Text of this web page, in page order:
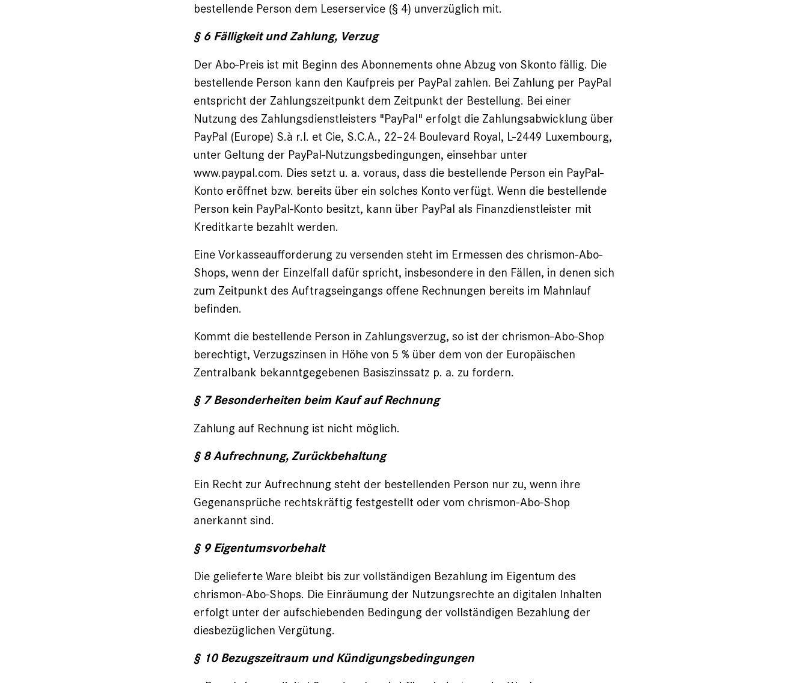
bestellende Person dem Leserservice (§ 4) unverzüglich mit.
§ 6 Fälligkeit und Zahlung, Verzug
Der Abo-Preis ist mit Beginn des Abonnements ohne Abzug von Skonto fällig. Die
bestellende Person kann den Kaufpreis per PayPal zahlen. Bei Zahlung per PayPal
entspricht der Zahlungszeitpunkt dem Zeitpunkt der Bestellung. Bei einer
Nutzung des Zahlungsdienstleisters "PayPal" erfolgt die Zahlungsabwicklung über
PayPal (Europe) S.à r.l. et Cie, S.C.A., 22–24 Boulevard Royal, L-2449 Luxembourg,
unter Geltung der PayPal-Nutzungsbedingungen, einsehbar unter
www.paypal.com. Dies setzt u. a. voraus, dass die bestellende Person ein PayPal-
Konto eröffnet bzw. bereits über ein solches Konto verfügt. Wenn die bestellende
Person kein PayPal-Konto besitzt, kann über PayPal als Finanzdienstleister mit
Kreditkarte bezahlt werden.
Eine Vorkasseaufforderung zu versenden steht im Ermessen des chrismon-Abo-
Shops, wenn der Einzelfall dafür spricht, insbesondere in den Fällen, in denen sich
zum Zeitpunkt des Auftragseingangs offene Rechnungen bereits im Mahnlauf
befinden.
Kommt die bestellende Person in Zahlungsverzug, so ist der chrismon-Abo-Shop
berechtigt, Verzugszinsen in Höhe von 5 % über dem von der Europäischen
Zentralbank bekanntgegebenen Basiszinssatz p. a. zu fordern.
§ 7 Besonderheiten beim Kauf auf Rechnung
Zahlung auf Rechnung ist nicht möglich.
§ 8 Aufrechnung, Zurückbehaltung
Ein Recht zur Aufrechnung steht der bestellenden Person nur zu, wenn ihre
Gegenansprüche rechtskräftig festgestellt oder vom chrismon-Abo-Shop
anerkannt sind.
§ 9 Eigentumsvorbehalt
Die gelieferte Ware bleibt bis zur vollständigen Bezahlung im Eigentum des
chrismon-Abo-Shops. Die Einräumung der Nutzungsrechte an digitalen Inhalten
erfolgt unter der aufschiebenden Bedingung der vollständigen Bezahlung der
diesbezüglichen Vergütung.
§ 10 Bezugszeitraum und Kündigungsbedingungen